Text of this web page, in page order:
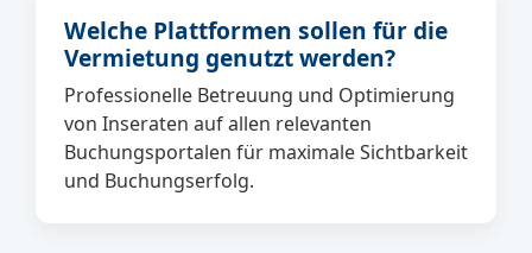
Welche Plattformen sollen für die
Vermietung genutzt werden?
Professionelle Betreuung und Optimierung
von Inseraten auf allen relevanten
Buchungsportalen für maximale Sichtbarkeit
und Buchungserfolg.